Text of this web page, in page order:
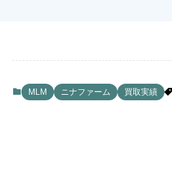
MLM ニナファーム 買取実績